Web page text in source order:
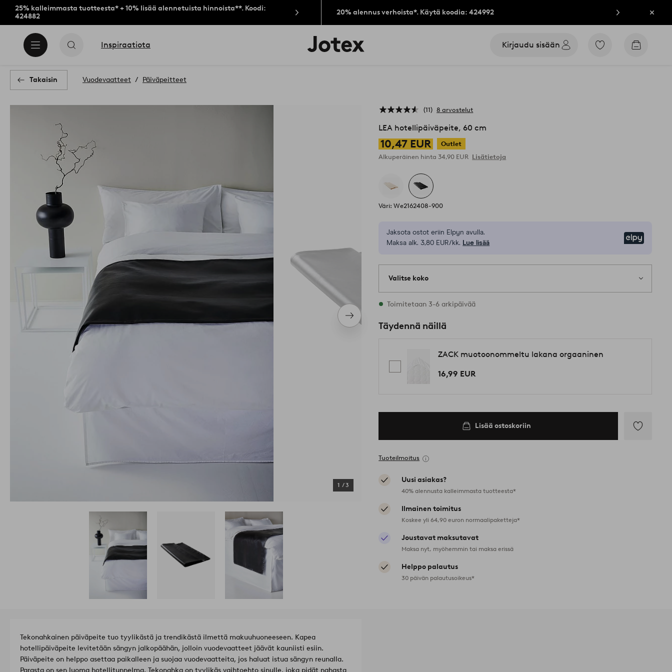
25% kalleimmasta tuotteesta* + 10% lisää alennetuista hinnoista**. Koodi:
424882
20% alennus verhoista*. Käytä koodia: 424992 Sulje
Inspiraatiota
Jotex-
logo
Kirjaudu sisään
Siirry
Siirry
Takaisin Vuodevaatteet Päiväpeitteet
Seuraava
tuote
1 /3
11 8 arvostelut
LEA hotellipäiväpeite, 60 cm
10,47 EUR
Outlet
Alkuperäinen hinta34,90 EUR Lisätietoja
Väri: We2162408-900
Jaksota ostot eriin Elpyn avulla.
Maksa alk. 3,80 EUR/kk. Lue lisää
Valitse koko
1 varastossa olevat koot
Toimitetaan 3-6 arkipäivää
Täydennä näillä
ZACK muotoonommeltu lakana orgaaninen
16,99 EUR
Lisää ostoskoriin
Tuoteilmoitus
Uusi asiakas?
40% alennusta kalleimmasta tuotteesta*
Ilmainen toimitus
Koskee yli 64,90 euron normaalipaketteja*
Joustavat maksutavat
Maksa nyt, myöhemmin tai maksa erissä
Helppo palautus
30 päivän palautusoikeus*
Tekonahkainen päiväpeite tuo tyylikästä ja trendikästä ilmettä makuuhuoneeseen. Kapea
hotellipäiväpeite levitetään sängyn jalkopäähän, jolloin vuodevaatteet jäävät kauniisti esiin.
Päiväpeite on helppo asettaa paikalleen ja suojaa vuodevaatteita, jos haluat istua sängyn reunalla.
Parasta on sen luoma hotellitunnelma. Tekonahka on tyylikäs vaihtoehto sinulle, joka pidät nahasta